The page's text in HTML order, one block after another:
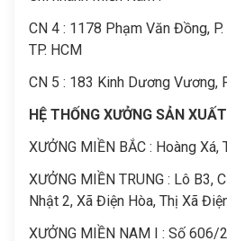
CN 4 : 1178 Phạm Văn Đồng,
TP. HCM
CN 5 : 183 Kinh Dương Vương,
HỆ THỐNG XƯỞNG SẢN
XƯỞNG MIỀN BẮC : Hoàng Xá,
XƯỞNG MIỀN TRUNG : Lô B3,
Nhật 2, Xã Điện Hòa, Thị Xã
XƯỞNG MIỀN NAM I : Số 606/